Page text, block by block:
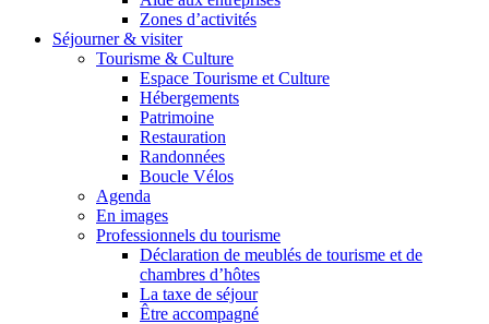
Zones d’activités
Séjourner & visiter
Tourisme & Culture
Espace Tourisme et Culture
Hébergements
Patrimoine
Restauration
Randonnées
Boucle Vélos
Agenda
En images
Professionnels du tourisme
Déclaration de meublés de tourisme et de
chambres d’hôtes
La taxe de séjour
Être accompagné